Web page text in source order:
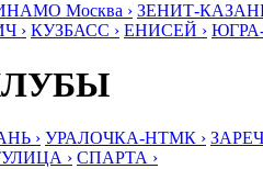
Москва › ЗЕНИТ-
› КУЗБАСС › ЕНИСЕЙ ›
› УРАЛОЧКА-НТМК ›
› СПАРТА ›